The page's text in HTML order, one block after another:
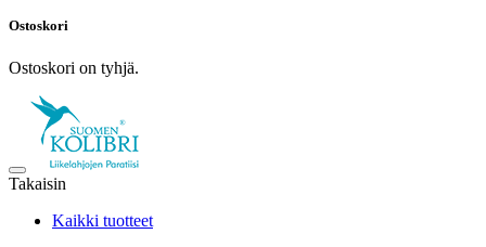
Ostoskori
Ostoskori on tyhjä.
Takaisin
Kaikki tuotteet